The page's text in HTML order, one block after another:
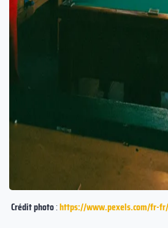
Crédit photo:https://www.pexels.com/fr-fr/